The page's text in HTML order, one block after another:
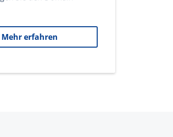
Mehr erfahren